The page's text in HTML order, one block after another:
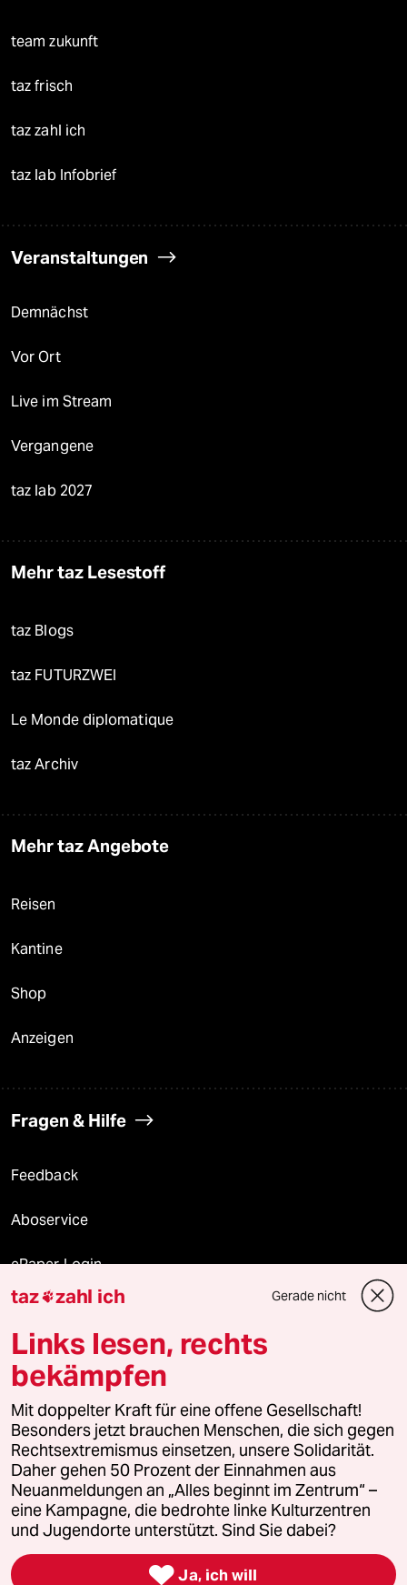
team zukunft
taz frisch
taz zahl ich
taz lab Infobrief
Veranstaltungen
Demnächst
Vor Ort
Live im Stream
Vergangene
taz lab 2027
Mehr taz Lesestoff
taz Blogs
taz FUTURZWEI
Le Monde diplomatique
taz Archiv
Mehr taz Angebote
Reisen
Kantine
Shop
Anzeigen
Fragen & Hilfe
Feedback
Aboservice
ePaper Login
Downloads für Abonnierende
© 2026 taz Verlags und Vertriebs GmbH
Alle Rechte vorbehalten. Bei rechtlichen Fragen oder für Genehmigungen
wenden Sie sich bitte an
lizenzen@taz.de
Feedback Redaktionsstatut Kommune-Richtlinien
Leitlinie Informant Datenschutz Impressum AGB
Seitenwende Einwilligungen widerrufen (Ads)
taz zahl ich Gerade nicht
Links lesen, rechts
bekämpfen
Mit doppelter Kraft für eine offene Gesellschaft!
Besonders jetzt brauchen Menschen, die sich gegen
Rechtsextremismus einsetzen, unsere Solidarität.
Daher gehen 50 Prozent der Einnahmen aus
Neuanmeldungen an „Alles beginnt im Zentrum“ –
eine Kampagne, die bedrohte linke Kulturzentren
und Jugendorte unterstützt. Sind Sie dabei?
 Ja, ich will